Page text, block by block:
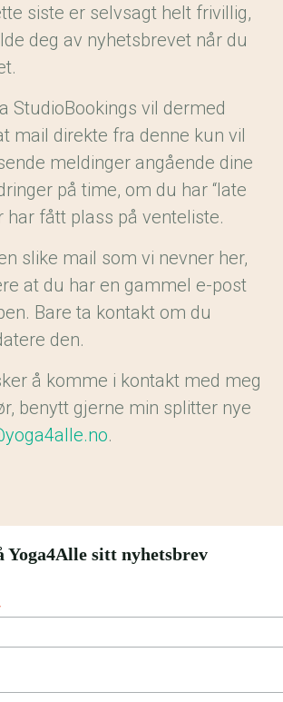
siste er selvsagt helt frivillig,
deg av nyhetsbrevet når du
StudioBookings vil dermed
mail direkte fra denne kun vil
meldinger angående dine
på time, om du har “late
har fått plass på venteliste.
slike mail som vi nevner her,
at du har en gammel e-post
Bare ta kontakt om du
den.
å komme i kontakt med meg
benytt gjerne min splitter nye
.
Yoga4Alle sitt nyhetsbrev